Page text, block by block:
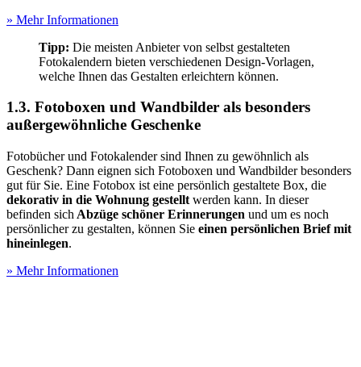
» Mehr Informationen
Tipp: Die meisten Anbieter von selbst gestalteten
Fotokalendern bieten verschiedenen Design-Vorlagen,
welche Ihnen das Gestalten erleichtern können.
1.3. Fotoboxen und Wandbilder als besonders
außergewöhnliche Geschenke
Fotobücher und Fotokalender sind Ihnen zu gewöhnlich als
Geschenk? Dann eignen sich Fotoboxen und Wandbilder besonders
gut für Sie. Eine Fotobox ist eine persönlich gestaltete Box, die
dekorativ in die Wohnung gestellt werden kann. In dieser
befinden sich Abzüge schöner Erinnerungen und um es noch
persönlicher zu gestalten, können Sie einen persönlichen Brief mit
hineinlegen.
» Mehr Informationen